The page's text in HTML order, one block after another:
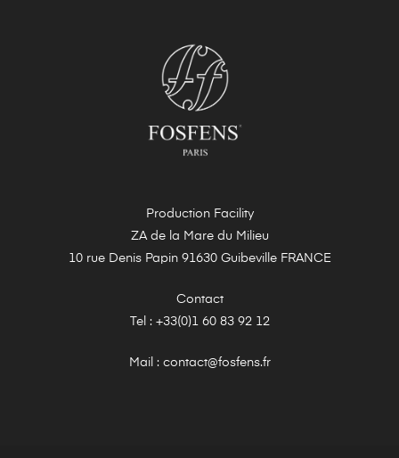
Production Facility
ZA de la Mare du Milieu
10 rue Denis Papin 91630 Guibeville FRANCE
Contact
Tel : +33(0)1 60 83 92 12
Mail : contact@fosfens.fr